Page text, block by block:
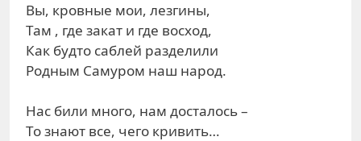
Вы, кровные мои, лезгины,
Там , где закат и где восход,
Как будто саблей разделили
Родным Самуром наш народ.
Нас били много, нам досталось –
То знают все, чего кривить…